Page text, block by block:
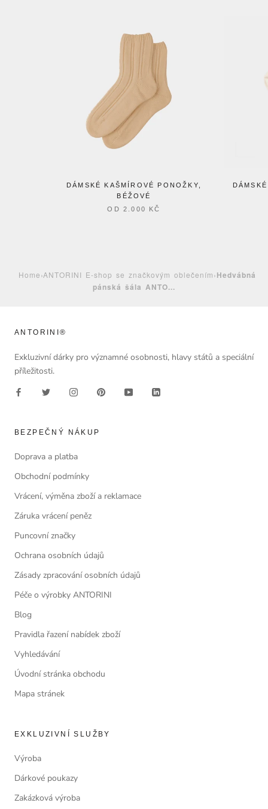
DÁMSKÉ KAŠMÍROVÉ PONOŽKY,
BÉŽOVÉ
OD 2.000 KČ
Home›ANTORINI E-shop se značkovým oblečením›Hedvábná
pánská šála ANTO...
ANTORINI®
Exkluzivní dárky pro významné osobnosti, hlavy států a speciální
příležitosti.
BEZPEČNÝ NÁKUP
Doprava a platba
Obchodní podmínky
Vrácení, výměna zboží a reklamace
Záruka vrácení peněz
Puncovní značky
Ochrana osobních údajů
Zásady zpracování osobních údajů
Péče o výrobky ANTORINI
Blog
Pravidla řazení nabídek zboží
Vyhledávání
Úvodní stránka obchodu
Mapa stránek
EXKLUZIVNÍ SLUŽBY
Výroba
Dárkové poukazy
Zakázková výroba